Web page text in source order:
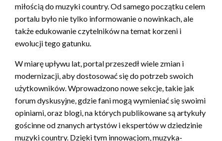
miłością do muzyki country. Od samego początku celem
portalu było nie tylko informowanie o nowinkach, ale
także edukowanie czytelników na temat korzeni i
ewolucji tego gatunku.
W miarę upływu lat, portal przeszedł wiele zmian i
modernizacji, aby dostosować się do potrzeb swoich
użytkowników. Wprowadzono nowe sekcje, takie jak
forum dyskusyjne, gdzie fani mogą wymieniać się swoimi
opiniami, oraz blogi, na których publikowane są artykuły
gościnne od znanych artystów i ekspertów w dziedzinie
muzyki country. Dzięki tym innowacjom, muzyka-